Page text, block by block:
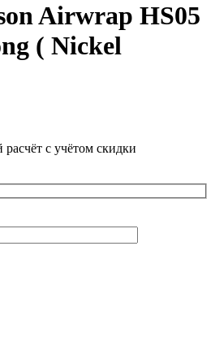
Airwrap HS05
( Nickel
с учётом скидки